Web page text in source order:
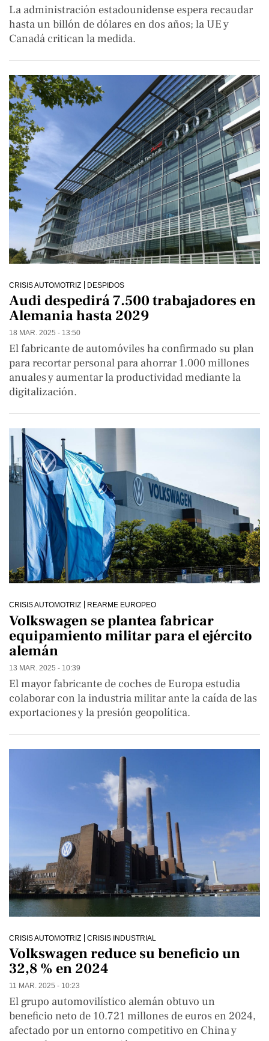
La administración estadounidense espera recaudar
hasta un billón de dólares en dos años; la UE y
Canadá critican la medida.
CRISIS AUTOMOTRIZ DESPIDOS
Audi despedirá 7.500 trabajadores en
Alemania hasta 2029
18 MAR. 2025 - 13:50
El fabricante de automóviles ha confirmado su plan
para recortar personal para ahorrar 1.000 millones
anuales y aumentar la productividad mediante la
digitalización.
CRISIS AUTOMOTRIZ REARME EUROPEO
Volkswagen se plantea fabricar
equipamiento militar para el ejército
alemán
13 MAR. 2025 - 10:39
El mayor fabricante de coches de Europa estudia
colaborar con la industria militar ante la caída de las
exportaciones y la presión geopolítica.
CRISIS AUTOMOTRIZ CRISIS INDUSTRIAL
Volkswagen reduce su beneficio un
32,8 % en 2024
11 MAR. 2025 - 10:23
El grupo automovilístico alemán obtuvo un
beneficio neto de 10.721 millones de euros en 2024,
afectado por un entorno competitivo en China y